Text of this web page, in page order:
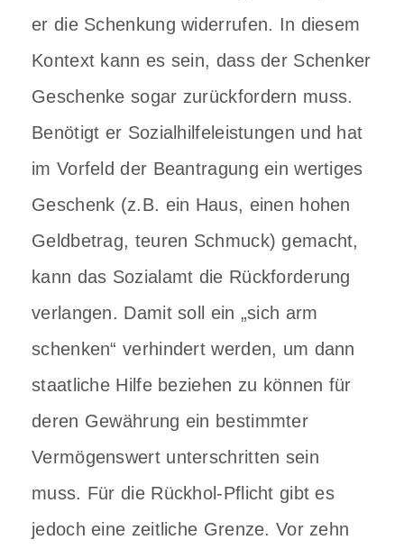
er die Schenkung widerrufen. In diesem
Kontext kann es sein, dass der Schenker
Geschenke sogar zurückfordern muss.
Benötigt er Sozialhilfeleistungen und hat
im Vorfeld der Beantragung ein wertiges
Geschenk (z.B. ein Haus, einen hohen
Geldbetrag, teuren Schmuck) gemacht,
kann das Sozialamt die Rückforderung
verlangen. Damit soll ein „sich arm
schenken“ verhindert werden, um dann
staatliche Hilfe beziehen zu können für
deren Gewährung ein bestimmter
Vermögenswert unterschritten sein
muss. Für die Rückhol-Pflicht gibt es
jedoch eine zeitliche Grenze. Vor zehn